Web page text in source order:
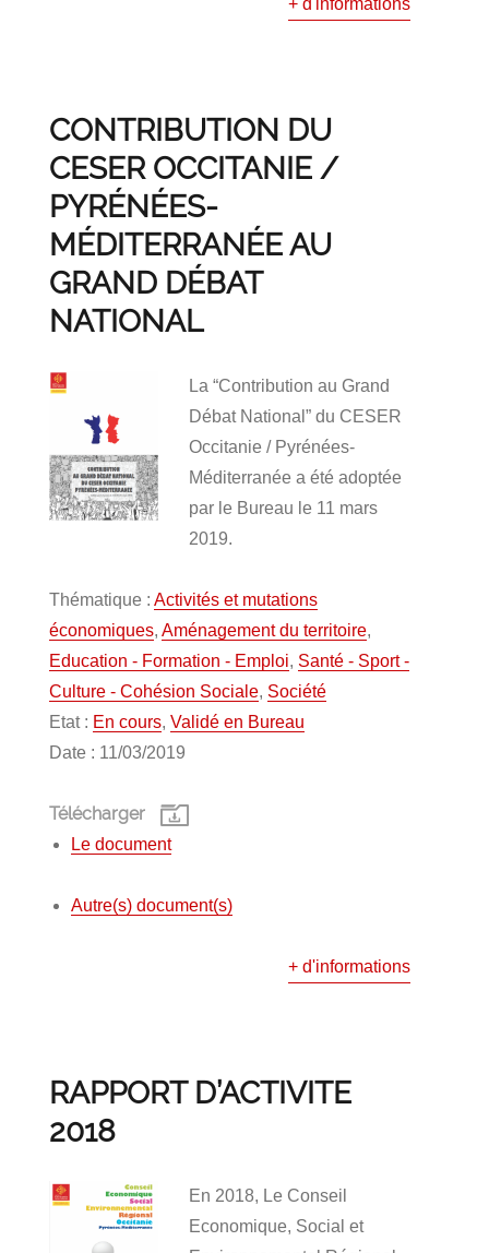
+ d'informations
CONTRIBUTION DU
CESER OCCITANIE /
PYRÉNÉES-
MÉDITERRANÉE AU
GRAND DÉBAT
NATIONAL
La “Contribution au Grand
Débat National” du CESER
Occitanie / Pyrénées-
Méditerranée a été adoptée
par le Bureau le 11 mars
2019.
Thématique : Activités et mutations
économiques, Aménagement du territoire,
Education - Formation - Emploi, Santé - Sport -
Culture - Cohésion Sociale, Société
Etat : En cours, Validé en Bureau
Date : 11/03/2019
Télécharger
Le document
Autre(s) document(s)
+ d'informations
RAPPORT D’ACTIVITE
2018
En 2018, Le Conseil
Economique, Social et